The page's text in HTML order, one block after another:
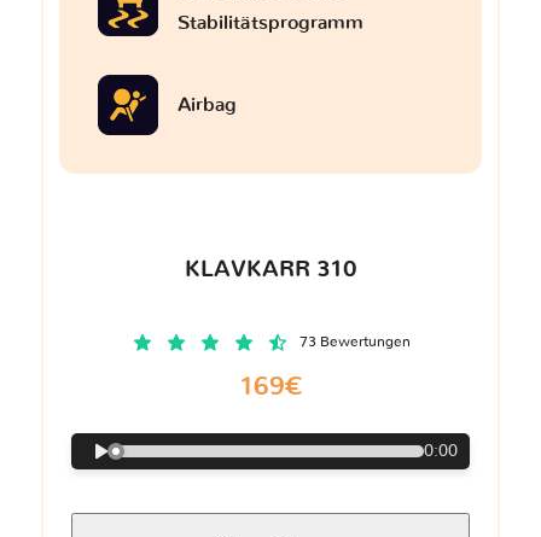
Stabilitätsprogramm
Airbag
KLAVKARR 310
73 Bewertungen
169€
0:00